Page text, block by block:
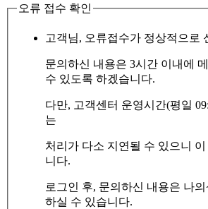
오류 접수 확인
고객님, 오류접수가 정상적으로
문의하신 내용은 3시간 이내에
수 있도록 하겠습니다.
다만, 고객센터 운영시간(평일
는
처리가 다소 지연될 수 있으니
니다.
로그인 후, 문의하신 내용은 나
하실 수 있습니다.